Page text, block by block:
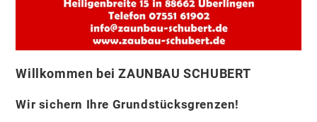
Willkommen bei ZAUNBAU SCHUBERT
Wir sichern Ihre Grundstücksgrenzen!